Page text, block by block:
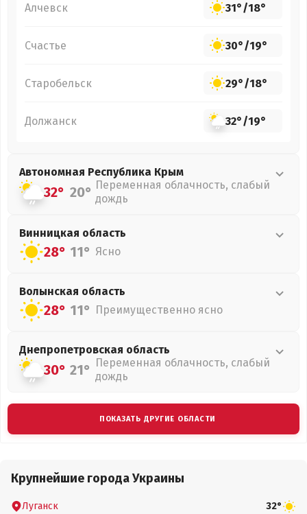
Алчевск 31°/18°
Счастье 30°/19°
Старобельск 29°/18°
Должанск 32°/19°
Автономная Республика Крым
32° 20° Переменная облачность, слабый
дождь
Винницкая область
28° 11° Ясно
Волынская область
28° 11° Преимущественно ясно
Днепропетровская область
30° 21° Переменная облачность, слабый
дождь
ПОКАЗАТЬ ДРУГИЕ ОБЛАСТИ
Крупнейшие города Украины
Луганск 32°